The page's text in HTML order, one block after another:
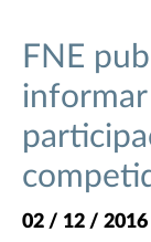
FNE
02 / 12 / 2016